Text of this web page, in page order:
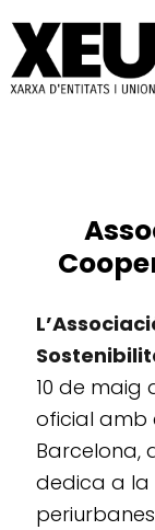
10 de maig
oficial amb
Barcelona,
dedica a la